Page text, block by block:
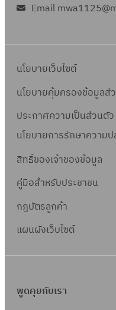
Email
นโยบายเว็บไซต์
นโยบายคุ้มครองข้อมูลส่
ประกาศความเป็นส่วนตัว
นโยบายการรักษาความ
สิทธิ์ของเจ้าของข้อมูล
คู่มือสำหรับประชาชน
กฎบัตรลูกค้า
แผนผังเว็บไซต์
พูดคุยกับเรา